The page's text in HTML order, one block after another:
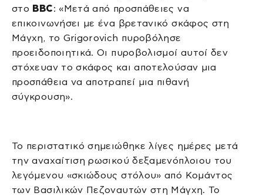
στο BBC: «Μετά από προσπάθειες να
επικοινωνήσει με ένα βρετανικό σκάφος στη
Μάγχη, το Grigorovich πυροβόλησε
προειδοποιητικά. Οι πυροβολισμοί αυτοί δεν
στόχευαν το σκάφος και αποτελούσαν μια
προσπάθεια να αποτραπεί μια πιθανή
σύγκρουση».
Το περιστατικό σημειώθηκε λίγες ημέρες μετά
την αναχαίτιση ρωσικού δεξαμενόπλοιου του
λεγόμενου «σκιώδους στόλου» από Κομάντος
των Βασιλικών Πεζοναυτών στη Μάγχη. Το